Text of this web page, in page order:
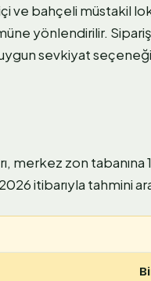
ve bahçeli müstakil
yönlendirilir.
uygun sevkiyat
merkez zon tabanına
itibarıyla tahmini